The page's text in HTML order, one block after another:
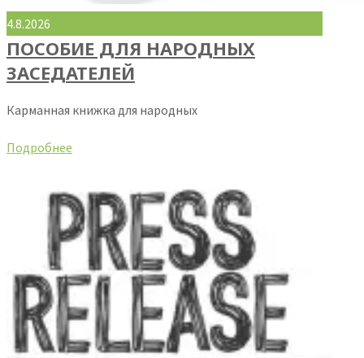
4.8.2026
ПОСОБИЕ ДЛЯ НАРОДНЫХ
ЗАСЕДАТЕЛЕЙ
Карманная книжка для народных
Подробнее